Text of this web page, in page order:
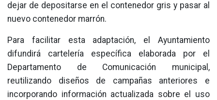
dejar de depositarse en el contenedor gris y pasar al
nuevo contenedor marrón.
Para facilitar esta adaptación, el Ayuntamiento
difundirá cartelería específica elaborada por el
Departamento de Comunicación municipal,
reutilizando diseños de campañas anteriores e
incorporando información actualizada sobre el uso